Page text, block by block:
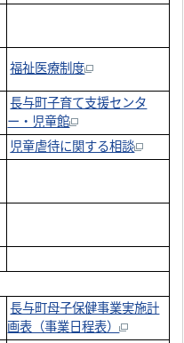
福祉医療制度
長与町子育て支援センタ
ー・児童館
児童虐待に関する相談
長与町母子保健事業実施計
画表（事業日程表）